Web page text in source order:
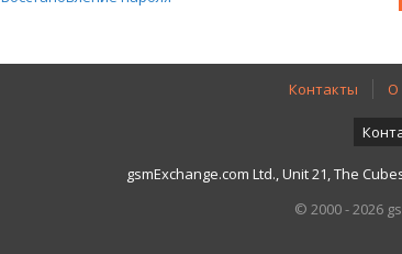
Контакты О
gsmExchange.com Ltd., Unit 21, The
© 2000 - 2026